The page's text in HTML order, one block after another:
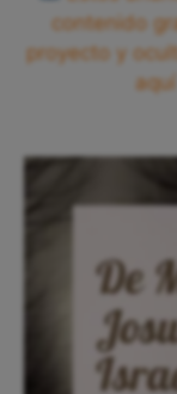
contenido
proyecto y